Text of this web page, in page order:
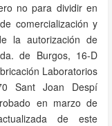
no para dividir en
comercialización y
la autorización de
de Burgos, 16-D
Laboratorios
Sant Joan Despí
en marzo de
de este